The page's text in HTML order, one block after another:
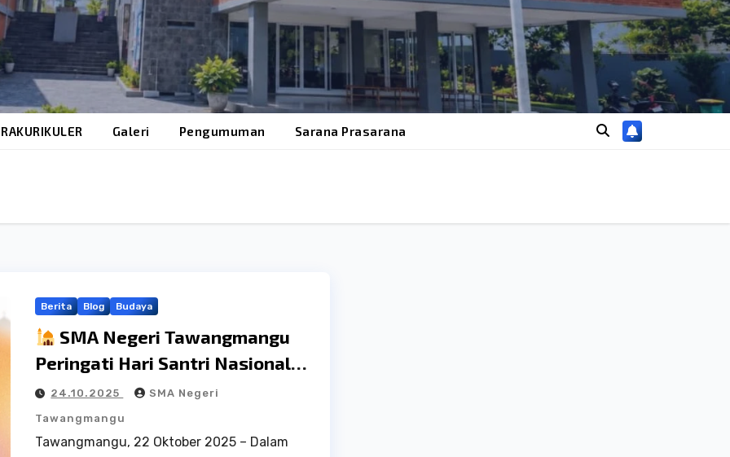
Galeri Pengumuman Sarana Prasarana
Berita Blog Budaya
SMA Negeri Tawangmangu
Peringati Hari Santri Nasional
2025
24.10.2025 SMA Negeri
Tawangmangu
Tawangmangu, 22 Oktober 2025 – Dalam